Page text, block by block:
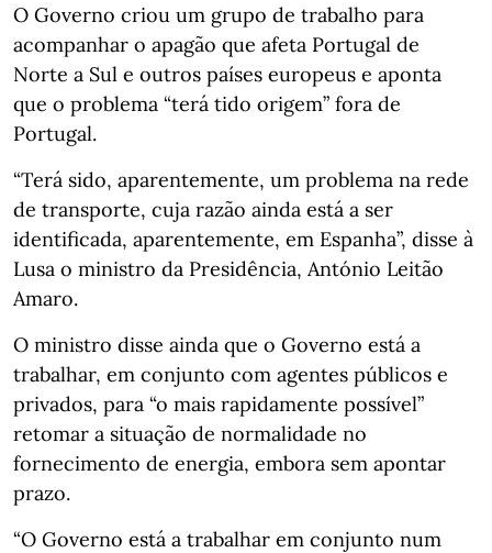
O Governo criou um grupo de trabalho para
acompanhar o apagão que afeta Portugal de
Norte a Sul e outros países europeus e aponta
que o problema “terá tido origem” fora de
Portugal.
“Terá sido, aparentemente, um problema na rede
de transporte, cuja razão ainda está a ser
identificada, aparentemente, em Espanha”, disse à
Lusa o ministro da Presidência, António Leitão
Amaro.
O ministro disse ainda que o Governo está a
trabalhar, em conjunto com agentes públicos e
privados, para “o mais rapidamente possível”
retomar a situação de normalidade no
fornecimento de energia, embora sem apontar
prazo.
“O Governo está a trabalhar em conjunto num